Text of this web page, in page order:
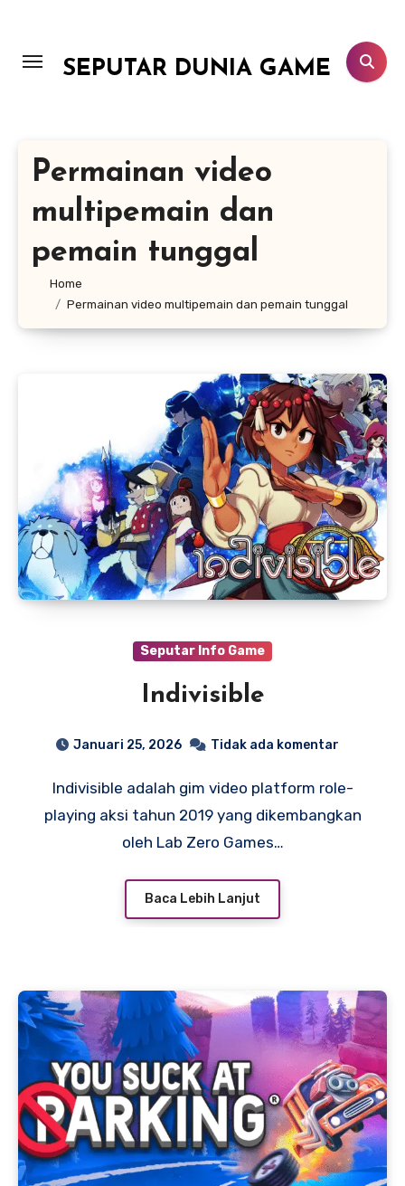
konten
SEPUTAR DUNIA GAME
Permainan video
multipemain dan
pemain tunggal
Home
Permainan video multipemain dan pemain tunggal
Seputar Info Game
Indivisible
Januari 25, 2026 Tidak ada komentar
Indivisible adalah gim video platform role-
playing aksi tahun 2019 yang dikembangkan
oleh Lab Zero Games…
Baca Lebih Lanjut